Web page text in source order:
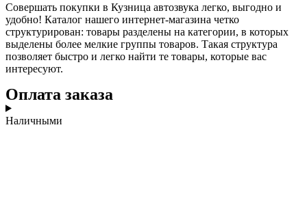
Совершать покупки в Кузница автозвука легко, выгодно и
удобно! Каталог нашего интернет-магазина четко
структурирован: товары разделены на категории, в которых
выделены более мелкие группы товаров. Такая структура
позволяет быстро и легко найти те товары, которые вас
интересуют.
Оплата заказа
Наличными